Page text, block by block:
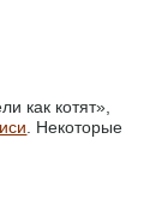
как котят»,
. Некоторые